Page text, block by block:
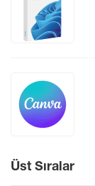
Üst Sıralar